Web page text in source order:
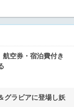
空券・宿泊費付き
グラビアに登場し妖